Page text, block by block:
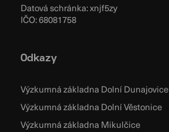
Datová schránka: xnjf5zy
IČO: 68081758
Odkazy
Výzkumná základna Dolní Dunajovice
Výzkumná základna Dolní Věstonice
Výzkumná základna Mikulčice